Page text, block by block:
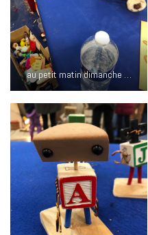
au petit matin dimanche …